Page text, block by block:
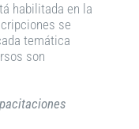
habilitada en la
se
temática
son